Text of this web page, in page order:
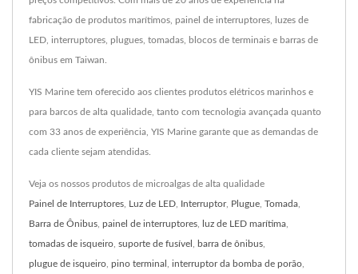
fabricação de produtos marítimos, painel de interruptores, luzes de
LED, interruptores, plugues, tomadas, blocos de terminais e barras de
ônibus em Taiwan.
YIS Marine tem oferecido aos clientes produtos elétricos marinhos e
para barcos de alta qualidade, tanto com tecnologia avançada quanto
com 33 anos de experiência, YIS Marine garante que as demandas de
cada cliente sejam atendidas.
Veja os nossos produtos de microalgas de alta qualidade
Painel de Interruptores Luz de LED Interruptor, Plugue Tomada
Barra de Ônibus painel de interruptores luz de LED marítima
tomadas de isqueiro suporte de fusível barra de ônibus
plugue de isqueiro pino terminal interruptor da bomba de porão